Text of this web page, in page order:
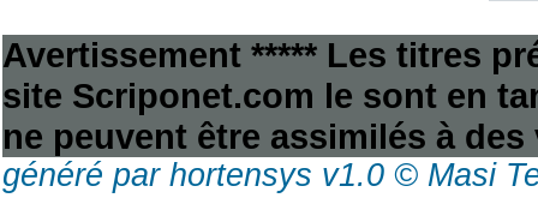
Avertissement ***** Les titres
site Scriponet.com le sont en
ne peuvent être assimilés à
généré par hortensys v1.0 © Masi